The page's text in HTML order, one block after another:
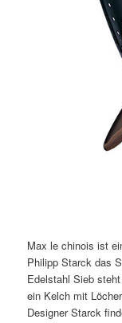
Max le chinois ist
Philipp Starck das
Edelstahl Sieb
ein Kelch mit
Designer Starck